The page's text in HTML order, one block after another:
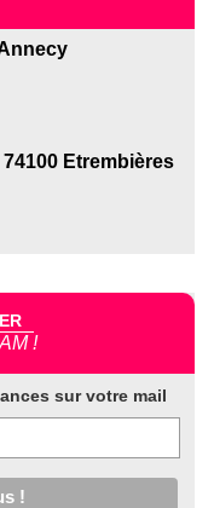
Etrembières
!
sur votre mail